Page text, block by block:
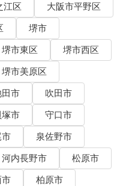
江区
大阪市平野区
堺市
堺市東区
堺市西区
堺市美原区
市
吹田市
塚市
守口市
市
泉佐野市
河内長野市
松原市
柏原市